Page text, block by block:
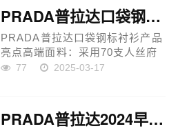
一件外套的高质量和精细工艺。
独特...
PRADA普拉达口袋钢标衬衫
PRADA普拉达口袋钢标衬衫产品
亮点高端面料：采用70支人丝府
绸布，原版定织定染，面料较为
质感与奢华感。精湛工艺：采用
德国最...
77 2025-03-17
PRADA普拉达2024早春打底卫衣